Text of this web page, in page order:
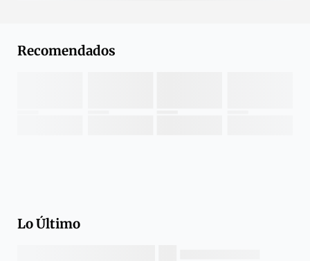
Recomendados
Lo Último